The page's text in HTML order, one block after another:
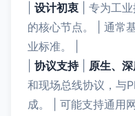
设计初衷 | 专为工
的核心节点。 | 通常
业标准。 |
协议支持| 原生、
和现场总线协议，与
成。 | 可能支持通用